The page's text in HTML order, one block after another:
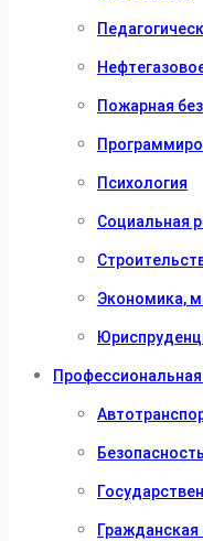
Пожарная
Психология
Социальная
Экономика,
Безопасность
Гражданская